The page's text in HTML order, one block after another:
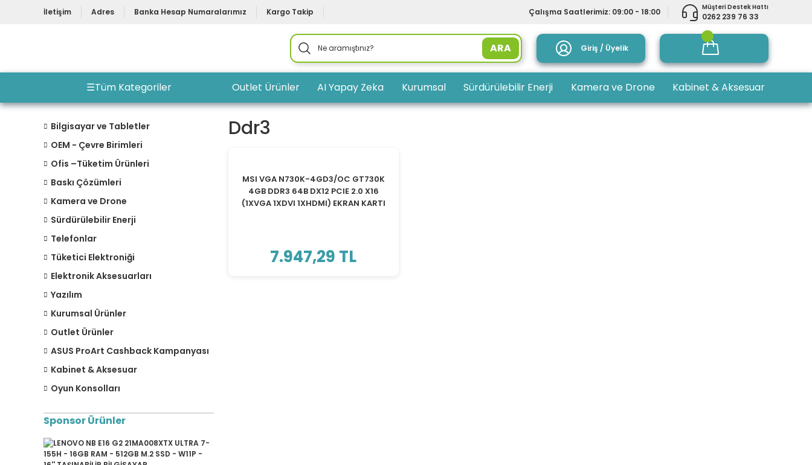
İletişim Adres Banka Hesap Numaralarımız Kargo Takip Çalışma Saatlerimiz: 09:00 - 18:00 Müşteri Destek Hattı
0262 239 76 33
ARA Giriş / Üyelik
☰Tüm Kategoriler Outlet Ürünler AI Yapay Zeka Kurumsal Sürdürülebilir Enerji Kamera ve Drone Kabinet & Aksesuar
Bilgisayar ve Tabletler
OEM - Çevre Birimleri
Ofis –Tüketim Ürünleri
Baskı Çözümleri
Kamera ve Drone
Sürdürülebilir Enerji
Telefonlar
Tüketici Elektroniği
Elektronik Aksesuarları
Yazılım
Kurumsal Ürünler
Outlet Ürünler
ASUS ProArt Cashback Kampanyası
Kabinet & Aksesuar
Oyun Konsolları
Sponsor Ürünler
Ddr3
MSI VGA N730K-4GD3/OC GT730K
4GB DDR3 64B DX12 PCIE 2.0 X16
(1XVGA 1XDVI 1XHDMI) EKRAN KARTI
7.947,29 TL